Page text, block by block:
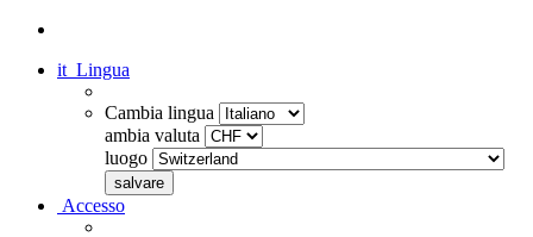
it Lingua
Cambia lingua
ambia valuta
luogo
Accesso